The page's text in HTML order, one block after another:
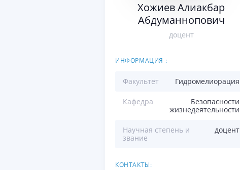
Хожиев Алиакбар
Абдуманнопович
доцент
ИНФОРМАЦИЯ :
Факультет Гидромелиорация
Кафедра
Безопасности
жизнедеятельности
Научная степень и
звание
доцент
КОНТАКТЫ: